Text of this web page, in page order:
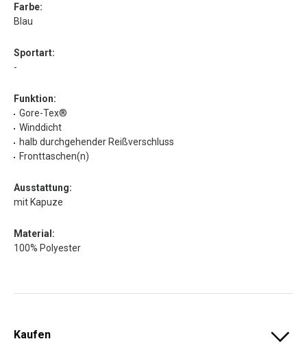
Farbe:
Blau
Sportart:
-
Funktion:
Gore-Tex®
Winddicht
halb durchgehender Reißverschluss
Fronttaschen(n)
Ausstattung:
mit Kapuze
Material:
100% Polyester
Kaufen